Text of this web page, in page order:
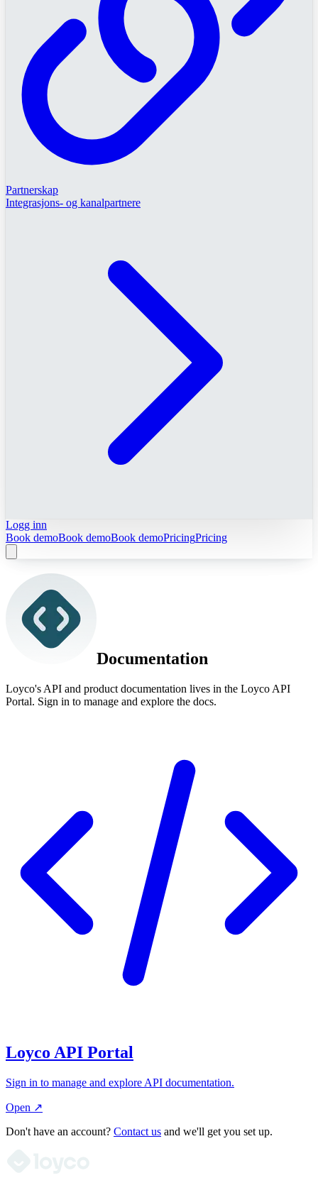
Partnerskap
Integrasjons- og kanalpartnere
Logg inn
Book demoBook demoBook demoPricingPricing
Documentation
Loyco's API and product documentation lives in the Loyco API
Portal. Sign in to manage and explore the docs.
Loyco API Portal
Sign in to manage and explore API documentation.
Open ↗
Don't have an account? Contact us and we'll get you set up.